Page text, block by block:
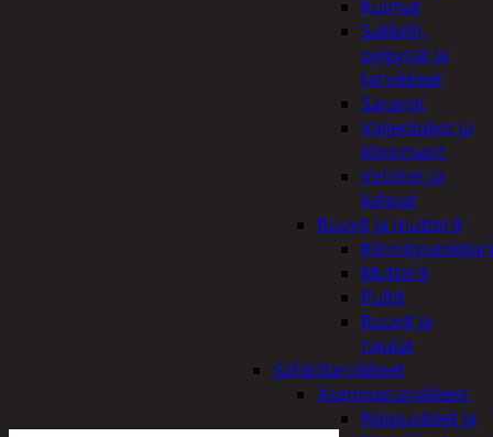
Kulmat
Sakkelit,
pylpyrät ja
tarvikkeet
Saranat
Vaijerilukot ja
klemmarit
Vetimet ja
kahvat
Ruuvit ja mutterit
Mutterit
Pultit
Ruuvit ja
naulat
Sähkötarvikkeet
Asennustarvikkeet
Nippusiteet ja